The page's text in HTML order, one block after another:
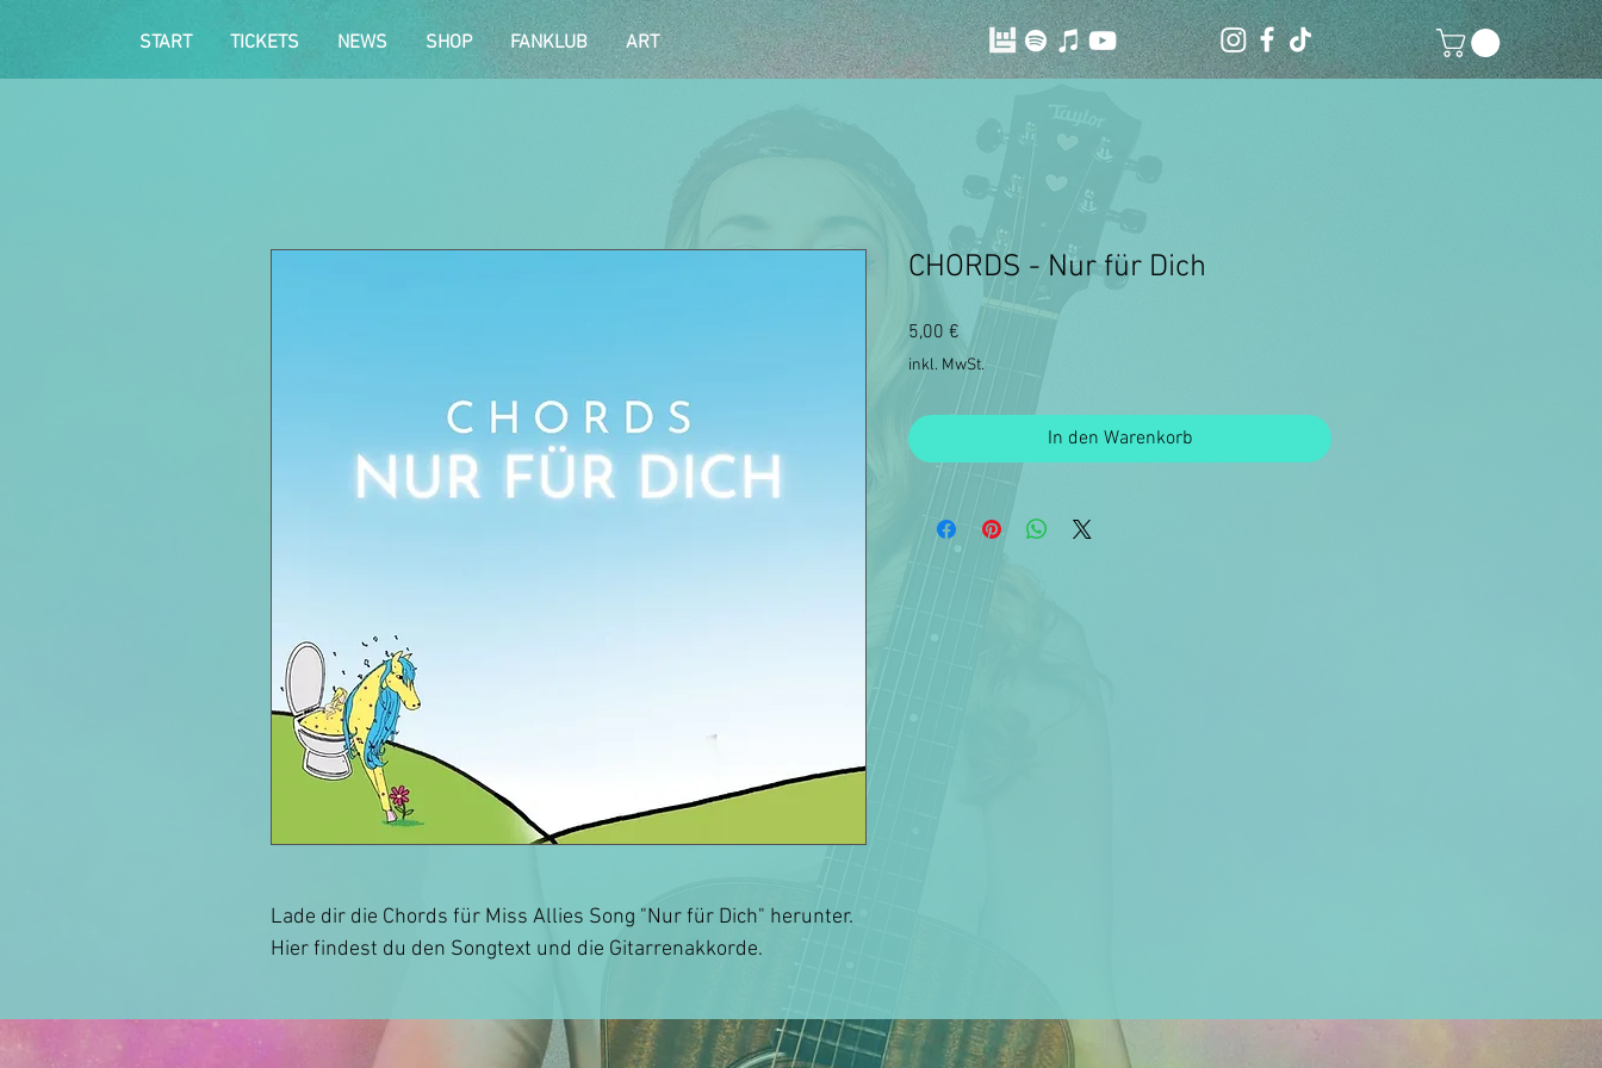
START TICKETS NEWS SHOP FANKLUB ART
Lade dir die Chords für Miss Allies Song "Nur für Dich" herunter.
Hier findest du den Songtext und die Gitarrenakkorde.
CHORDS - Nur für Dich
5,00 €
inkl. MwSt.
In den Warenkorb